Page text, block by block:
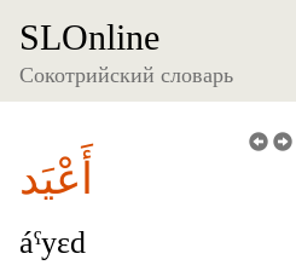
SLOnline
Сокотрийский словарь
أَعْيَد
áˁyɛd